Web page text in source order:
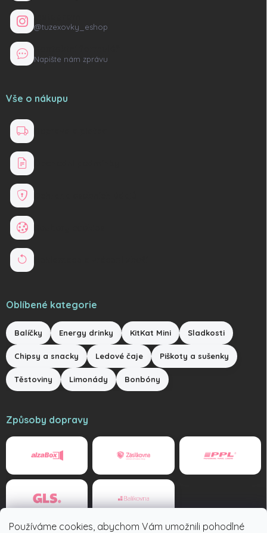
Používáme cookies, abychom Vám umožnili pohodlné
@tuzexovky_eshop
Napište nám zprávu
Vše o nákupu
Oblíbené kategorie
Balíčky Energy drinky KitKat Mini Sladkosti
Chipsy a snacky Ledové čaje Piškoty a sušenky
Těstoviny Limonády Bonbóny
Způsoby dopravy